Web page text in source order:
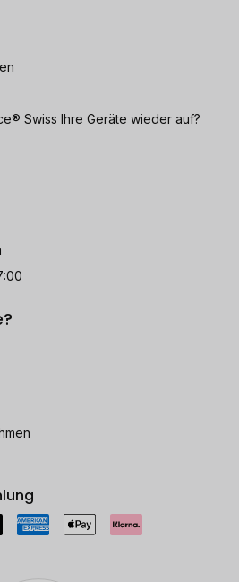
Swiss Ihre Geräte wieder auf?